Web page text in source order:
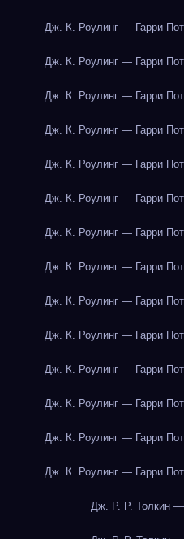
Дж. К. Роулинг — Гарри
Дж. К. Роулинг — Гарри
Дж. К. Роулинг — Гарри
Дж. К. Роулинг — Гарри
Дж. К. Роулинг — Гарри
Дж. К. Роулинг — Гарри
Дж. К. Роулинг — Гарри
Дж. К. Роулинг — Гарри
Дж. К. Роулинг — Гарри
Дж. К. Роулинг — Гарри
Дж. К. Роулинг — Гарри
Дж. К. Роулинг — Гарри
Дж. К. Роулинг — Гарри
Дж. К. Роулинг — Гарри
Дж. Р. Р. Толкин —